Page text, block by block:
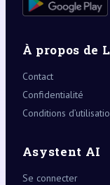
À propos de
Contact
Confidentialité
Conditions
Asystent AI
Se connecter